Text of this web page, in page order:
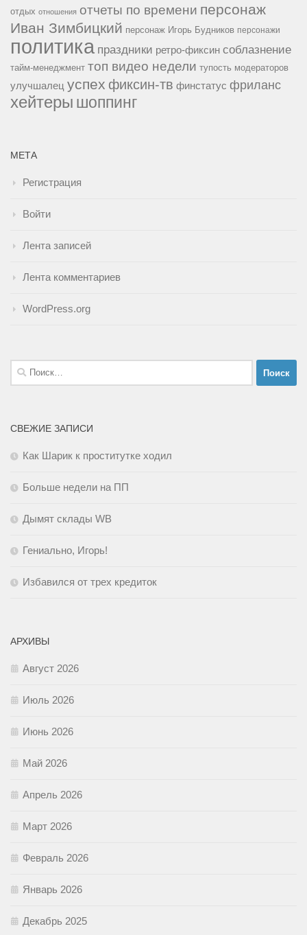
отдых отношения отчеты по времени персонаж
Иван Зимбицкий персонаж Игорь Будников персонажи
политика праздники ретро-фиксин соблазнение
тайм-менеджмент топ видео недели тупость модераторов
улучшалец успех фиксин-тв финстатус фриланс
хейтеры шоппинг
МЕТА
Регистрация
Войти
Лента записей
Лента комментариев
WordPress.org
Найти:
СВЕЖИЕ ЗАПИСИ
Как Шарик к проститутке ходил
Больше недели на ПП
Дымят склады WB
Гениально, Игорь!
Избавился от трех кредиток
АРХИВЫ
Август 2026
Июль 2026
Июнь 2026
Май 2026
Апрель 2026
Март 2026
Февраль 2026
Январь 2026
Декабрь 2025